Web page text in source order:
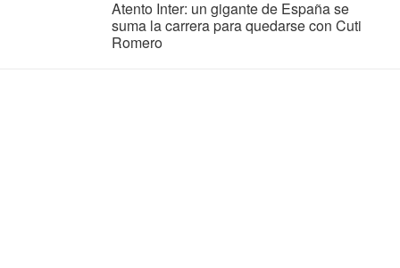
Atento Inter: un gigante de España se
suma la carrera para quedarse con Cuti
Romero